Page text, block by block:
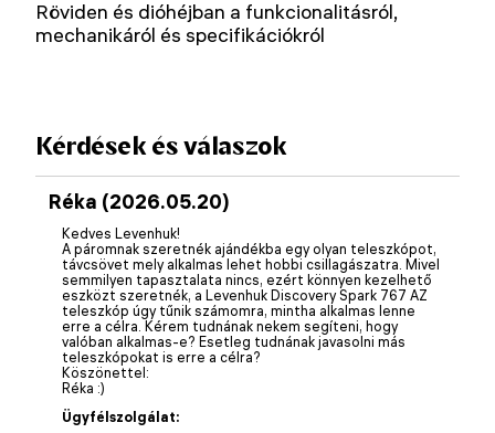
Röviden és dióhéjban a funkcionalitásról,
mechanikáról és specifikációkról
Kérdések és válaszok
Réka (2026.05.20)
Kedves Levenhuk!
A páromnak szeretnék ajándékba egy olyan teleszkópot,
távcsövet mely alkalmas lehet hobbi csillagászatra. Mivel
semmilyen tapasztalata nincs, ezért könnyen kezelhető
eszközt szeretnék, a Levenhuk Discovery Spark 767 AZ
teleszkóp úgy tűnik számomra, mintha alkalmas lenne
erre a célra. Kérem tudnának nekem segíteni, hogy
valóban alkalmas-e? Esetleg tudnának javasolni más
teleszkópokat is erre a célra?
Köszönettel:
Réka :)
Ügyfélszolgálat: